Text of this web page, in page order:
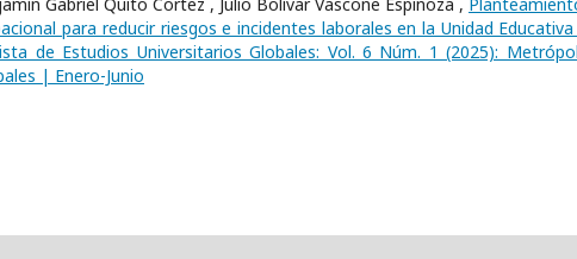
Gabriel Quito Cortez , Julio Bolívar Vascone Espinoza ,
para reducir riesgos e incidentes laborales en la Unidad Educativa
de Estudios Universitarios Globales: Vol. 6 Núm. 1 (2025):
| Enero-Junio